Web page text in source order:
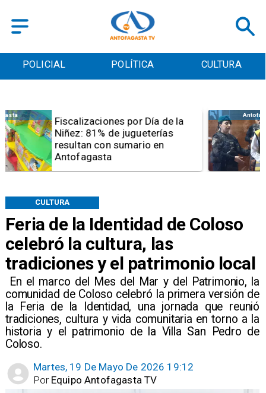
POLICIAL POLÍTICA CULTURA
Feria de la Identidad de Coloso
celebró la cultura, las
tradiciones y el patrimonio local
​ En el marco del Mes del Mar y del Patrimonio, la
comunidad de Coloso celebró la primera versión de
la Feria de la Identidad, una jornada que reunió
tradiciones, cultura y vida comunitaria en torno a la
historia y el patrimonio de la Villa San Pedro de
Coloso.
CULTURA
Martes, 19 De Mayo De 2026 19:12
Equipo Antofagasta TV
Por
Antofagasta
Tribunal frena opción de pena
mixta para Karen Rojo por ahora